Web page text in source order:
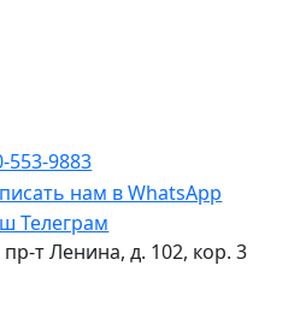
553-9883
пр-т Ленина, д. 102, кор. 3